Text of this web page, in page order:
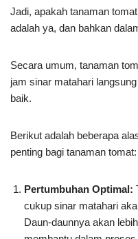
Jadi, apakah tanaman
adalah ya, dan bahkan
Secara umum, tanaman
jam sinar matahari
baik.
Berikut adalah beberapa
penting bagi tanaman tomat:
Pertumbuhan Optimal:
cukup sinar matahari
Daun-daunnya akan